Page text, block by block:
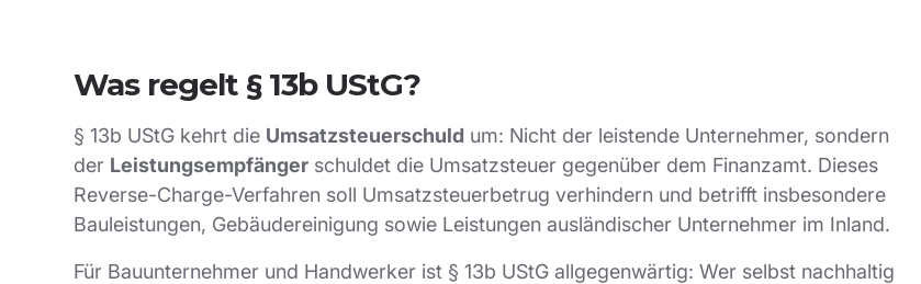
Was regelt § 13b UStG?
§ 13b UStG kehrt die Umsatzsteuerschuld um: Nicht der leistende Unternehmer, sondern
der Leistungsempfänger schuldet die Umsatzsteuer gegenüber dem Finanzamt. Dieses
Reverse-Charge-Verfahren soll Umsatzsteuerbetrug verhindern und betrifft insbesondere
Bauleistungen, Gebäudereinigung sowie Leistungen ausländischer Unternehmer im Inland.
Für Bauunternehmer und Handwerker ist § 13b UStG allgegenwärtig: Wer selbst nachhaltig